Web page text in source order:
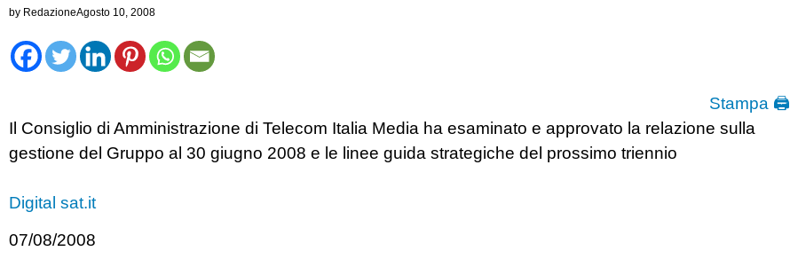
by RedazioneAgosto 10, 2008
Stampa 🖨
Il Consiglio di Amministrazione di Telecom Italia Media ha esaminato e approvato la relazione sulla
gestione del Gruppo al 30 giugno 2008 e le linee guida strategiche del prossimo triennio
Digital sat.it
07/08/2008